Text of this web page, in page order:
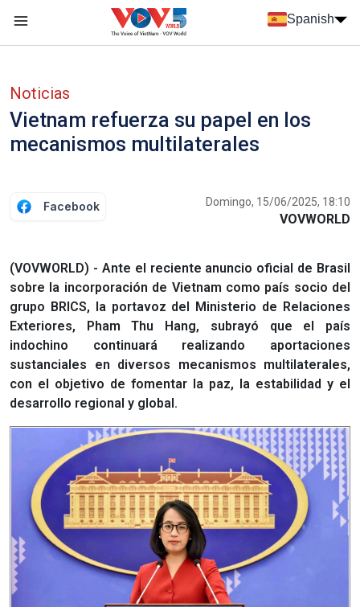
Spanish
Noticias
Vietnam refuerza su papel en los
mecanismos multilaterales
Facebook Domingo, 15/06/2025, 18:10
VOVWORLD
(VOVWORLD) - Ante el reciente anuncio oficial de Brasil
sobre la incorporación de Vietnam como país socio del
grupo BRICS, la portavoz del Ministerio de Relaciones
Exteriores, Pham Thu Hang, subrayó que el país
indochino continuará realizando aportaciones
sustanciales en diversos mecanismos multilaterales,
con el objetivo de fomentar la paz, la estabilidad y el
desarrollo regional y global.